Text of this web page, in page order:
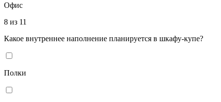
Офис
8 из 11
Какое внутреннее наполнение планируется в шкафу-купе?
Полки